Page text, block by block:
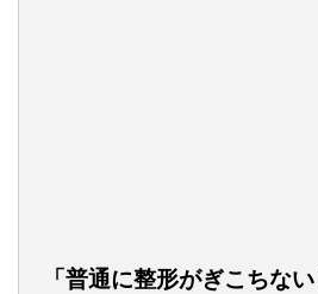
「普通に整形がぎこちな